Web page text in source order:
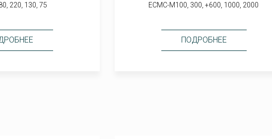
220, 130, 75 ECMC-M100, 300, +600, 1000, 2000
ПОДРОБНЕЕ